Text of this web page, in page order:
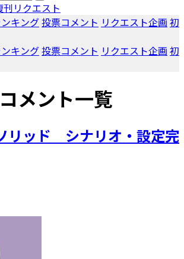
刊リクエスト
キング投票コメント リクエスト企画 初
キング投票コメント リクエスト企画 初
メント一覧
リッド シナリオ・設定完